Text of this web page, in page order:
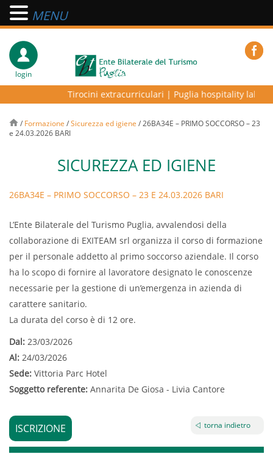
login
Tirocini extracurriculari|Puglia hospitality lab –
/ Formazione /Sicurezza ed igiene /26BA34E – PRIMO SOCCORSO – 23
e 24.03.2026 BARI
SICUREZZA ED IGIENE
26BA34E – PRIMO SOCCORSO – 23 E 24.03.2026 BARI
L’Ente Bilaterale del Turismo Puglia, avvalendosi della
collaborazione di EXITEAM srl organizza il corso di formazione
per il personale addetto al primo soccorso aziendale. Il corso
ha lo scopo di fornire al lavoratore designato le conoscenze
necessarie per la gestione di un’emergenza in azienda di
carattere sanitario.
La durata del corso è di 12 ore.
Dal: 23/03/2026
Al: 24/03/2026
Sede: Vittoria Parc Hotel
Soggetto referente: Annarita De Giosa - Livia Cantore
ISCRIZIONE torna indietro
MENU